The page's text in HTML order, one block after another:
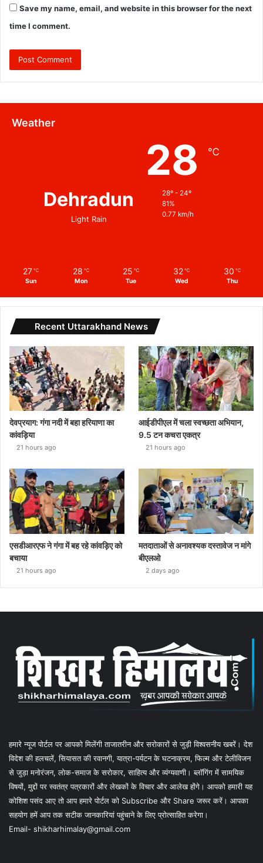
Save my name, email, and website in this browser for the next
time I comment.
Weather
Dehradun
Light Rain
28 ℃
28º - 24º
81%
0.77 km/h
27 ℃
Sun
28 ℃
Mon
25 ℃
Tue
32 ℃
Wed
30 ℃
Thu
Recent Uttarakhand News
देवप्रयाग: गंगा नदी में बहा हरियाणा का
कांवड़िया
21 hours ago
आईडीपीएल में चला स्वच्छता अभियान,
9.5 टन कचरा एकत्र
21 hours ago
एसडीआरएफ ने गंगा में बह रहे कांवड़िए को
बचाया
21 hours ago
मतदाताओं से अनावश्यक दस्तावेज न मांगे
बीएलओ
2 days ago
हमारे न्यूज पोर्टल पर आपको मिलेंगी ताजातरीन और सरोकारों से जुड़ी विश्वसनीय खबरें। देश
विदेश की हलचलें, सियासत की रवानगी, यात्रा-पर्यटन के घटनाक्रम, फिल्म और टेलीविजन
से जुड़ा मनोरंजन, लोक-समाज के सरोकार, साहित्य और व्यंग्यवाणी। ब्लॉगिंग में सामयिक
विषयों, मुद्दों पर स्वतंत्र पत्रकारों और लेखकों के विचार और आलेख होंगे। आपको हमारी यह
कोशिश पसंद आए तो आप हमारे पोर्टल को Subscribe और Share जरूर करें। आपका
सहयोग हमें आप तक सटीक जानकारियां पहुंचाने के लिए प्रोत्साहित करेगा।
Email- shikharhimalay@gmail.com